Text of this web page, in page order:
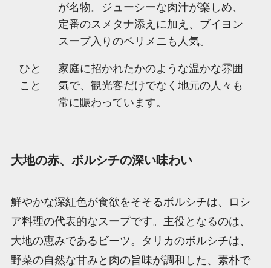
が名物。ジューシーな肉汁が楽しめ、
定番のスメタナ添えに加え、ブイヨン
スープ入りのペリメニも人気。
ひと
こと
家庭に招かれたかのような温かな雰囲
気で、観光客だけでなく地元の人々も
常に賑わっています。
大地の赤、ボルシチの深い味わい
鮮やかな深紅色が食欲をそそるボルシチは、ロシ
ア料理の代表的なスープです。主役となるのは、
大地の恵みであるビーツ。タリカのボルシチは、
野菜の自然な甘みと肉の旨味が調和した、素朴で